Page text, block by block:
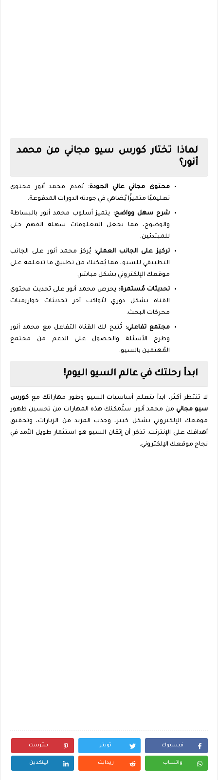
لماذا تختار كورس سيو مجاني من محمد
أنور؟
محتوى مجاني عالي الجودة: يُقدم محمد أنور محتوى
تعليميًا متميزًا يُضاهي في جودته الدورات المدفوعة.
شرح سهل وواضح: يتميز أسلوب محمد أنور بالبساطة
والوضوح، مما يجعل المعلومات سهلة الفهم حتى
للمبتدئين.
تركيز على الجانب العملي: يُركز محمد أنور على الجانب
التطبيقي للسيو، مما يُمكنك من تطبيق ما تتعلمه على
موقعك الإلكتروني بشكل مباشر.
تحديثات مُستمرة: يحرص محمد أنور على تحديث محتوى
القناة بشكل دوري ليُواكب آخر تحديثات خوارزميات
محركات البحث.
مجتمع تفاعلي: تُتيح لك القناة التفاعل مع محمد أنور
وطرح الأسئلة والحصول على الدعم من مجتمع
المُهتمين بالسيو.
ابدأ رحلتك في عالم السيو اليوم!
لا تنتظر أكثر، ابدأ بتعلم أساسيات السيو وطور مهاراتك مع كورس
سيو مجاني من محمد أنور. ستُمكنك هذه المهارات من تحسين ظهور
موقعك الإلكتروني بشكل كبير، وجذب المزيد من الزيارات، وتحقيق
أهدافك على الإنترنت. تذكر أن إتقان السيو هو استثمار طويل الأمد في
نجاح موقعك الإلكتروني.
فيسبوك تويتر بنترست
واتساب ريدايت لينكدين